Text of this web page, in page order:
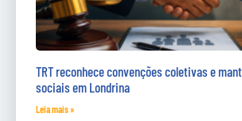
TRT reconhece convenções coletivas e
sociais em Londrina
Leia mais »